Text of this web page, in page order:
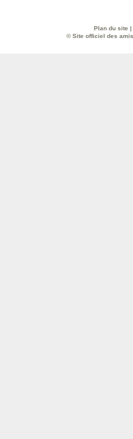
Plan du site |
© Site officiel des amis